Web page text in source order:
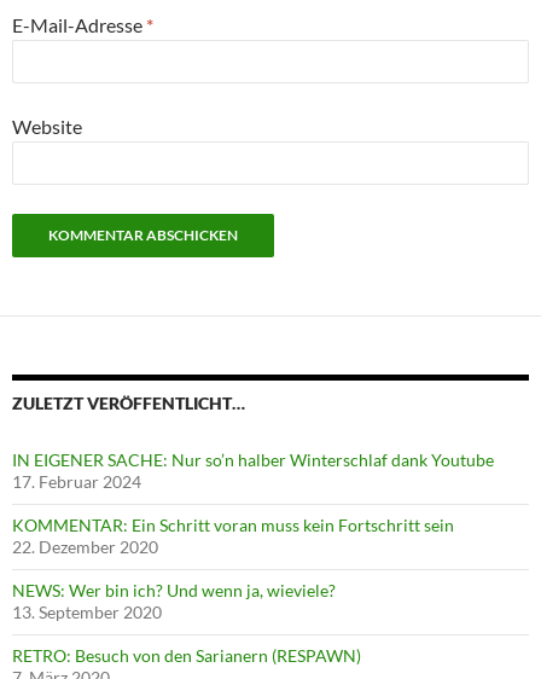
E-Mail-Adresse *
Website
ZULETZT VERÖFFENTLICHT…
IN EIGENER SACHE: Nur so’n halber Winterschlaf dank Youtube
17. Februar 2024
KOMMENTAR: Ein Schritt voran muss kein Fortschritt sein
22. Dezember 2020
NEWS: Wer bin ich? Und wenn ja, wieviele?
13. September 2020
RETRO: Besuch von den Sarianern (RESPAWN)